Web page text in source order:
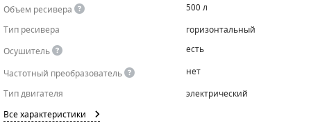
Объем ресивера
500 л
Тип ресивера
горизонтальный
Осушитель
есть
Частотный преобразователь
нет
Тип двигателя
электрический
Все характеристики
РЕЛЕ ДАВЛЕНИЯ ДЛЯ ДЛЯ КОМПРЕССОРОВ
ДАТЧИКИ
РУКАВА ВЫСОКОГО ДАВЛЕНИЯ (РВД)
ЗАПЧАСТИ ДЛЯ ВИНТОВЫХ КОМПРЕССОРОВ